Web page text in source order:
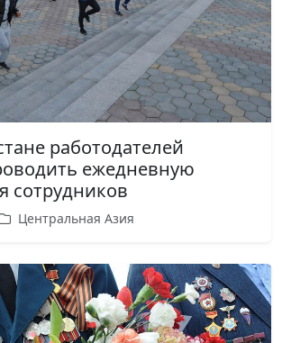
работодателей
ежедневную
сотрудников
Центральная Азия